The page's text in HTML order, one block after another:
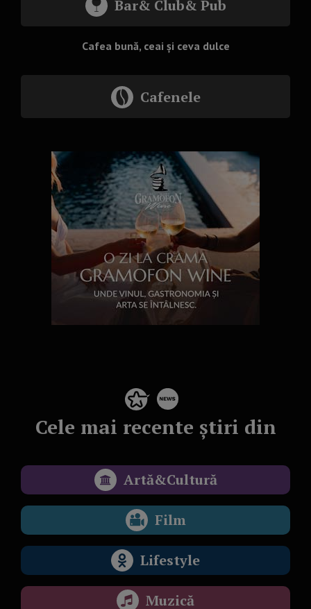
Bar& Club& Pub
Cafea bună, ceai și ceva dulce
Cafenele
Cele mai recente știri din
Artă&Cultură
Film
Lifestyle
Muzică